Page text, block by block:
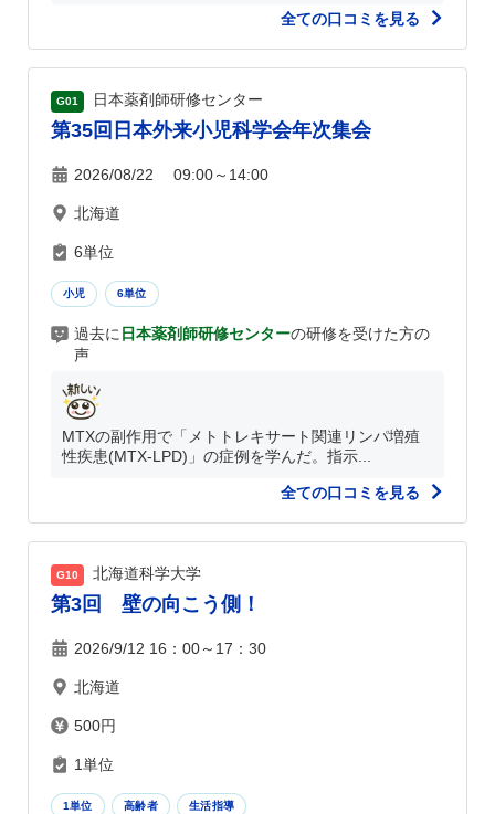
全ての口コミを見る
G01 日本薬剤師研修センター
第35回日本外来小児科学会年次集会
2026/08/22 09:00～14:00
北海道
6単位
小児 6単位
過去に 日本薬剤師研修センターの研修を受けた方の
声
MTXの副作用で「メトトレキサート関連リンパ増殖
性疾患(MTX-LPD)」の症例を学んだ。指示...
全ての口コミを見る
G10 北海道科学大学
第3回 壁の向こう側！
2026/9/12 16：00～17：30
北海道
500円
1単位
1単位 高齢者 生活指導